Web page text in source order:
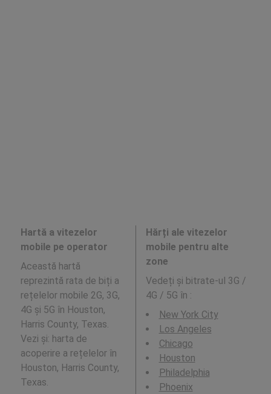
Hartă a vitezelor
mobile pe operator
Această hartă
reprezintă rata de biți a
rețelelor mobile 2G, 3G,
4G și 5G în Houston,
Harris County, Texas.
Vezi și: harta de
acoperire a rețelelor în
Houston, Harris County,
Texas.
Hărți ale vitezelor
mobile pentru alte
zone
Vedeți și bitrate-ul 3G /
4G / 5G în :
New York City
Los Angeles
Chicago
Houston
Philadelphia
Phoenix